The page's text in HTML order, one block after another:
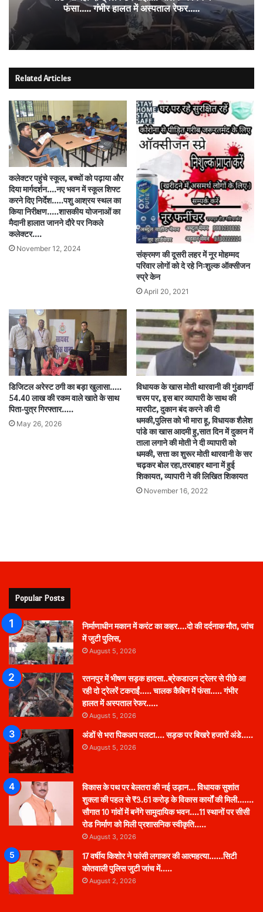
फंसा….. गंभीर हालत में अस्पताल रेफर…..
Related Articles
कलेक्टर पहुंचे स्कूल, बच्चों को पढ़ाया और
दिया मार्गदर्शन….नए भवन में स्कूल शिफ्ट
करने दिए निर्देश…..पशु आश्रय स्थल का
किया निरीक्षण…..शासकीय योजनाओं का
मैदानी हालात जानने दौरे पर निकले
कलेक्टर….
November 12, 2024
संक्रमण की दूसरी लहर में नूर मोहम्मद
परिवार लोगों को दे रहे निःशुल्क ऑक्सीजन
स्प्रे केन
April 20, 2021
डिजिटल अरेस्ट ठगी का बड़ा खुलासा…..
54.40 लाख की रकम वाले खाते के साथ
पिता-पुत्र गिरफ्तार…..
May 26, 2026
विधायक के खास मोती थारवानी की गुंडागर्दी
चरम पर, इस बार व्यापारी के साथ की
मारपीट, दुकान बंद करने की दी
धमकी,पुलिस को भी मारा हू, विधायक शैलेश
पांडे का खास आदमी हु,सात दिन में दुकान में
ताला लगाने की मोती ने दी व्यापारी को
धमकी, सत्ता का शुरूर मोती थारवानी के सर
चढ़कर बोल रहा,तरबाहर थाना में हुई
शिकायत, व्यापारी ने की लिखित शिकायत
November 16, 2022
Popular Posts
निर्माणाधीन मकान में करंट का कहर….दो की दर्दनाक मौत, जांच
में जुटी पुलिस,
August 5, 2026
रतनपुर में भीषण सड़क हादसा..ब्रेकडाउन ट्रेलर से पीछे आ
रही दो ट्रेलरें टकराईं….. चालक कैबिन में फंसा….. गंभीर
हालत में अस्पताल रेफर…..
August 5, 2026
अंडों से भरा पिकअप पलटा…. सड़क पर बिखरे हजारों अंडे…..
August 5, 2026
विकास के पथ पर बेलतरा की नई उड़ान… विधायक सुशांत
शुक्ला की पहल से ₹3.61 करोड़ के विकास कार्यों की मिली…….
सौगात 10 गांवों में बनेंगे सामुदायिक भवन….11 स्थानों पर सीसी
रोड निर्माण को मिली प्रशासनिक स्वीकृति…..
August 3, 2026
17 वर्षीय किशोर ने फांसी लगाकर की आत्महत्या……सिटी
कोतवाली पुलिस जुटी जांच में…..
August 2, 2026